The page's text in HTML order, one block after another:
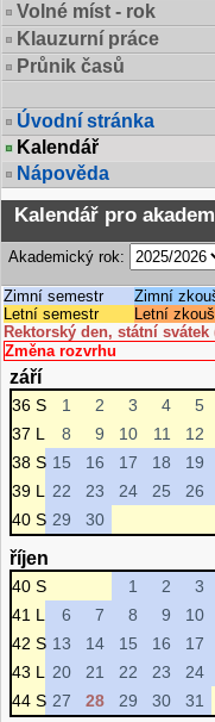
Volné míst - rok
Klauzurní práce
Průnik časů
Úvodní stránka
Kalendář
Nápověda
Kalendář pro
Akademický rok:
Zimní semestr Zimní
Letní semestr
Letní
Rektorský den, státní
Změna rozvrhu
září
36 S 1 2 3 4 5
37 L
8 9 10 11 12
38 S 15 16 17 18 19
39 L
22 23 24 25 26
40 S 29 30
říjen
40 S 1 2 3
41 L
6 7 8 9 10
42 S 13 14 15 16 17
43 L
20 21 22 23 24
44 S 27 28 29 30 31